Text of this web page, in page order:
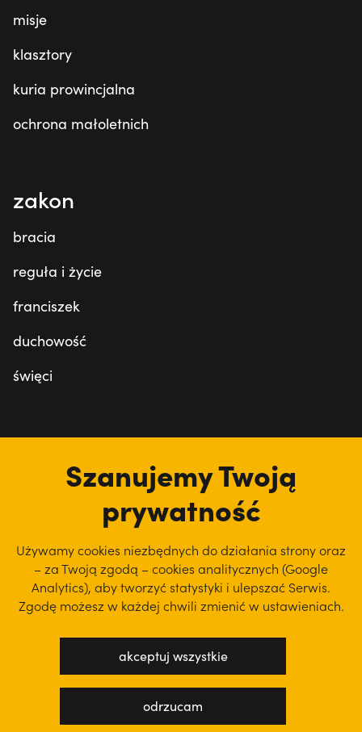
misje
klasztory
kuria prowincjalna
ochrona małoletnich
zakon
bracia
reguła i życie
franciszek
duchowość
święci
regulamin serwisu
Szanujemy Twoją
prywatność
Używamy cookies niezbędnych do działania strony oraz
– za Twoją zgodą – cookies analitycznych (Google
Analytics), abytworzyć statystyki i ulepszać Serwis.
Zgodę możesz w każdej chwili zmienić w ustawieniach.
akceptuj wszystkie
odrzucam